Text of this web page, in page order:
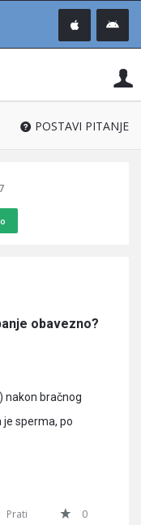
®
POSTAVI PITANJE
obavezno?
nakon bračnog
sperma, po
Prati
0